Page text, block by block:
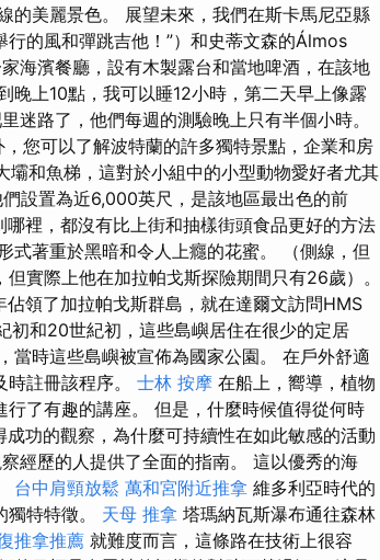
的美麗景色。 展望未來，我們在斯卡馬尼亞縣
的風和彈跳吉他！”）和史蒂文森的Álmos
海濱餐廳，設有木製露台和當地啤酒，在該地
晚上10點，我可以睡12小時，第二天早上像露
迷路了，他們每週的測驗晚上只有半個小時。
您可以了解波特蘭的許多獨特景點，企業和房
和魚梯，這對於小組中的小型動物愛好者尤其
設置為近6,000英尺，是該地區最出色的前
哪裡，都沒有比上街和抽樣街頭食品更好的方法
式著重於黑暗和令人上癮的花蜜。 （側線，但
實際上他在加拉帕戈斯探險期間只有26歲）。
領了加拉帕戈斯群島，就在達爾文訪問HMS
初和20世紀初，這些島嶼居住在很少的定居
當時這些島嶼被宣佈為國家公園。 在戶外舒適
註冊該程序。 士林 按摩 在船上，嚮導，植物
了有趣的講座。 但是，什麼時候值得從何時
功的觀察，為什麼可持續性在如此敏感的活動
經歷的人提供了全面的指南。 這以優秀的海
台中肩頸放鬆 萬和宮附近推拿 維多利亞時代的
特特徵。 天母 推拿 塔瑪納瓦斯瀑布通往森林
推拿推薦 就難度而言，這條路在技術上很容